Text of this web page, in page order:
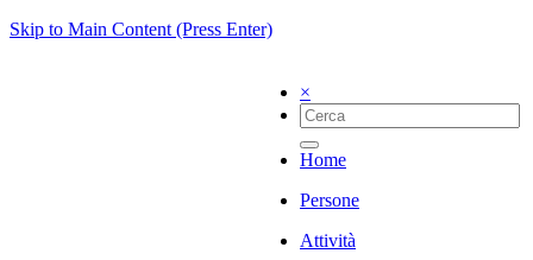
Skip to Main Content (Press Enter)
×
Home
Persone
Attività